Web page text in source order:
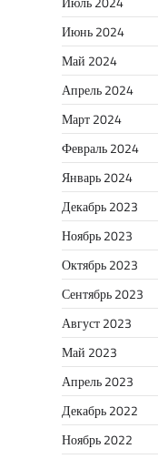
Июнь 2024
Май 2024
Апрель 2024
Март 2024
Февраль 2024
Январь 2024
Декабрь 2023
Ноябрь 2023
Октябрь 2023
Сентябрь 2023
Август 2023
Май 2023
Апрель 2023
Декабрь 2022
Ноябрь 2022